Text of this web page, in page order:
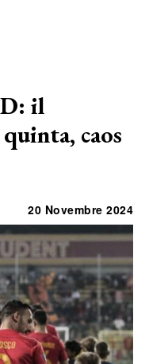
il
caos
20 Novembre 2024